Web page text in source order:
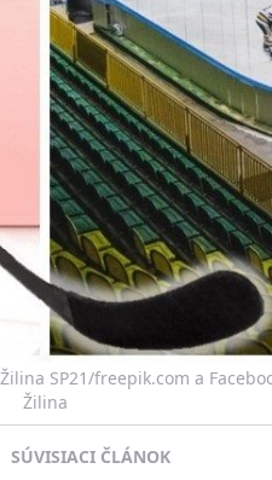
SP21/freepik.com a
Žilina
SÚVISIACI ČLÁNOK